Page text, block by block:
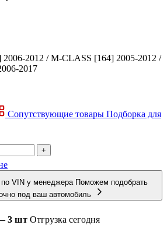
2012 / M-CLASS [164] 2005-2012 /
2017
Сопутствующие товары Подборка для
+
по VIN у менеджера Поможем подобрать
под ваш автомобиль
3 шт Отгрузка сегодня